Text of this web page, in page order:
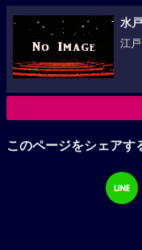
水
江
このページをシェアす